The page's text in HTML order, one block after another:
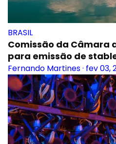
BRASIL
Comissão da Câmara
para emissão de
Fernando Martines· fev 03,